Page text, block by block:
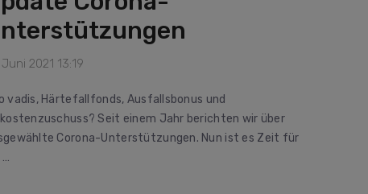
Juni 2021 13:19
vadis, Härtefallfonds, Ausfallsbonus und
Seit einem Jahr berichten wir über
Corona-Unterstützungen. Nun ist es Zeit für
…